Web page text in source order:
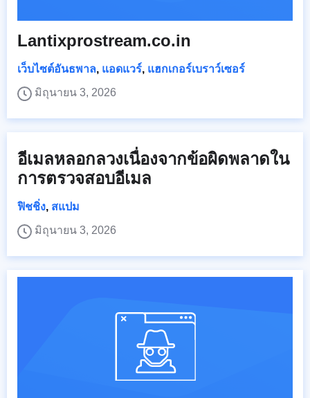
Lantixprostream.co.in
เว็บไซต์อันธพาล, แอดแวร์, แฮกเกอร์เบราว์เซอร์
มิถุนายน 3, 2026
อีเมลหลอกลวงเนื่องจากข้อผิดพลาดใน
การตรวจสอบอีเมล
ฟิชชิ่ง, สแปม
มิถุนายน 3, 2026